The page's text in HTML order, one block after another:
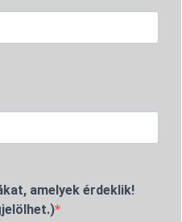
amelyek érdeklik!